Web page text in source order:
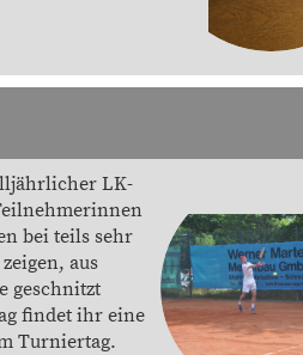
LK-
bei teils sehr
aus
geschnitzt
findet ihr eine
Turniertag.